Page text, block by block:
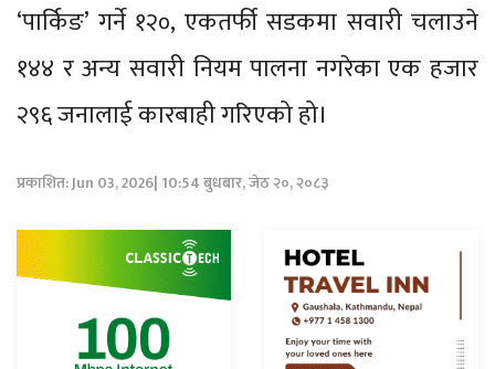
‘पार्किङ’ गर्ने १२०, एकतर्फी सडकमा सवारी चलाउने
१४४ र अन्य सवारी नियम पालना नगरेका एक हजार
२९६ जनालाई कारबाही गरिएको हो।
प्रकाशित: Jun 03, 2026| 10:54 बुधबार, जेठ २०, २०८३